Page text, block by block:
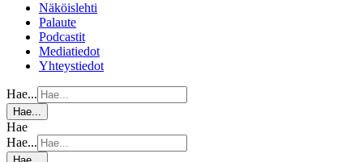
Näköislehti
Palaute
Podcastit
Mediatiedot
Yhteystiedot
Hae...
Hae...
Hae
Hae...